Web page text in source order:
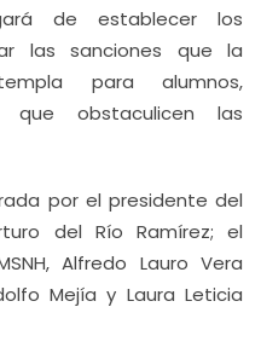
de establecer los
las sanciones que la
para alumnos,
que obstaculicen las
por el presidente del
del Río Ramírez; el
Alfredo Lauro Vera
Mejía y Laura Leticia